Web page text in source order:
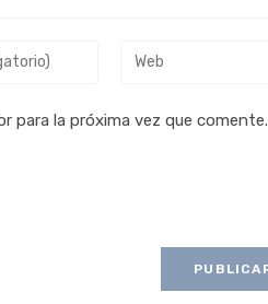
para la próxima vez que comente.